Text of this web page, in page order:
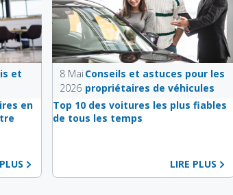
et
en
8 Mai
2026
Conseils et astuces pour les
propriétaires de véhicules
Top 10 des voitures les plus fiables
de tous les temps
LIRE PLUS